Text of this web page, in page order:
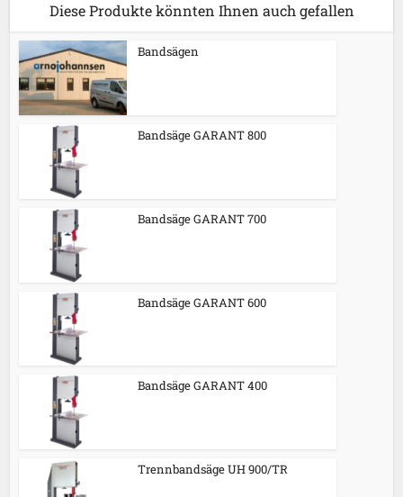
Diese Produkte könnten Ihnen auch gefallen
Bandsägen
Bandsäge GARANT 800
Bandsäge GARANT 700
Bandsäge GARANT 600
Bandsäge GARANT 400
Trennbandsäge UH 900/TR